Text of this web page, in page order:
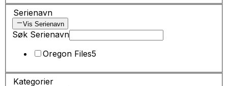
Serienavn
Vis Serienavn
Søk Serienavn
Oregon Files5
Kategorier